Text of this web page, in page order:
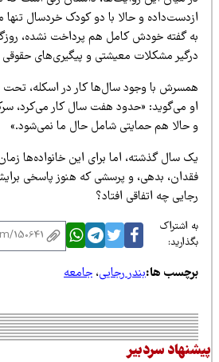
و حالا با دو کودک خردسال تنها
گفته خودش کامل هم پرداخت نشده، روزگار
مشکلات معیشتی و پیگیری‌های حقوقی است.
با وجود سال‌ها کار در اسکله، تحت
می‌گوید: «حدود هفت سال کار می‌کرد، سرکارگر
حالا هم حمایتی شامل حال ما نمی‌شود.»
سال گذشته، اما برای این خانواده‌ها زمان
بدهی، و پرسشی که هنوز پاسخی برایش
چه اتفاقی افتاد؟
اشتراک
ها:بندر رجایی،جامعه
سردبیر